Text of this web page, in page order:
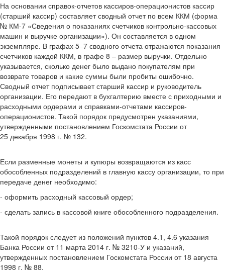
На основании справок-отчетов кассиров-операционистов кассир
(старший кассир) составляет сводный отчет по всем ККМ (форма
№ КМ-7 «Сведения о показаниях счетчиков контрольно-кассовых
машин и выручке организации»). Он составляется в одном
экземпляре. В графах 5–7 сводного отчета отражаются показания
счетчиков каждой ККМ, в графе 8 – размер выручки. Отдельно
указывается, сколько денег было выдано покупателям при
возврате товаров и какие суммы были пробиты ошибочно.
Сводный отчет подписывает старший кассир и руководитель
организации. Его передают в бухгалтерию вместе с приходными и
расходными ордерами и справками-отчетами кассиров-
операционистов. Такой порядок предусмотрен указаниями,
утвержденными постановлением Госкомстата России от
25 декабря 1998 г. № 132.
Если разменные монеты и купюры возвращаются из касс
обособленных подразделений в главную кассу организации, то при
передаче денег необходимо:
- оформить расходный кассовый ордер;
- сделать запись в кассовой книге обособленного подразделения.
Такой порядок следует из положений пунктов 4.1, 4.6 указания
Банка России от 11 марта 2014 г. № 3210-У и указаний,
утвержденных постановлением Госкомстата России от 18 августа
1998 г. № 88.